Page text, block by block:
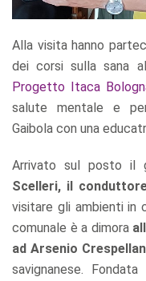
Alla visita hanno
dei corsi sulla sana
Progetto Itaca
salute mentale e
Gaibola con una
Arrivato sul posto il
Scelleri, il
visitare gli ambienti in
comunale è a dimora
ad Arsenio
savignanese.